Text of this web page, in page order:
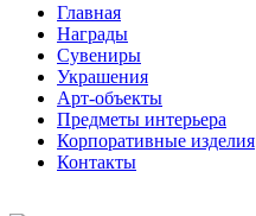
Главная
Награды
Сувениры
Украшения
Арт-объекты
Предметы интерьера
Корпоративные изделия
Контакты